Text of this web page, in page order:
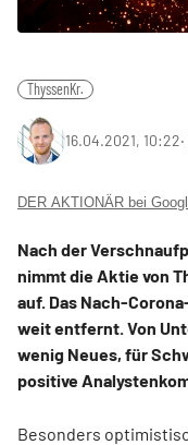
ThyssenKr.
16.04.2021, 10:22‧
DER AKTIONÄR bei
Nach der
nimmt die Aktie von
auf. Das Nach-
weit entfernt. Von
wenig Neues, für
positive
Besonders